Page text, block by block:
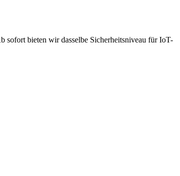
sofort bieten wir dasselbe Sicherheitsniveau für IoT-